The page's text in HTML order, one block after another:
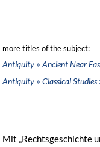
more titles of the subject:
Antiquity » Ancient Near
Antiquity » Classical Studies
Mit „Rechtsgeschichte